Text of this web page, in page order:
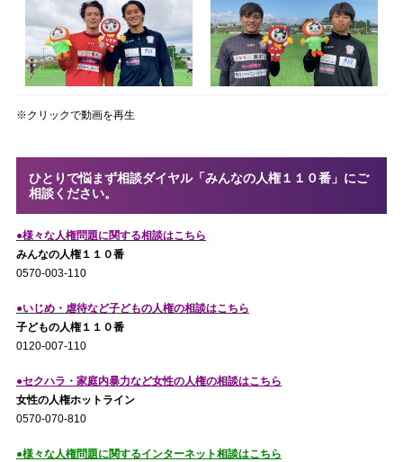
※クリックで動画を再生
ひとりで悩まず相談ダイヤル「みんなの人権１１０番」にご
相談ください。
●様々な人権問題に関する相談はこちら
みんなの人権１１０番
0570-003-110
●いじめ・虐待など子どもの人権の相談はこちら
子どもの人権１１０番
0120-007-110
●セクハラ・家庭内暴力など女性の人権の相談はこちら
女性の人権ホットライン
0570-070-810
●様々な人権問題に関するインターネット相談はこちら